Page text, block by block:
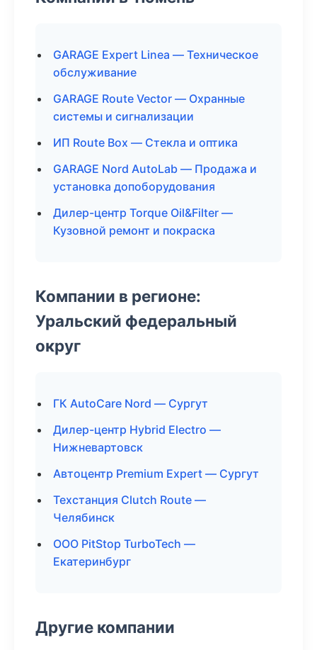
GARAGE Expert Linea — Техническое
обслуживание
GARAGE Route Vector — Охранные
системы и сигнализации
ИП Route Box — Стекла и оптика
GARAGE Nord AutoLab — Продажа и
установка допоборудования
Дилер-центр Torque Oil&Filter —
Кузовной ремонт и покраска
Компании в регионе:
Уральский федеральный
округ
ГК AutoCare Nord — Сургут
Дилер-центр Hybrid Electro —
Нижневартовск
Автоцентр Premium Expert — Сургут
Техстанция Clutch Route —
Челябинск
ООО PitStop TurboTech —
Екатеринбург
Другие компании